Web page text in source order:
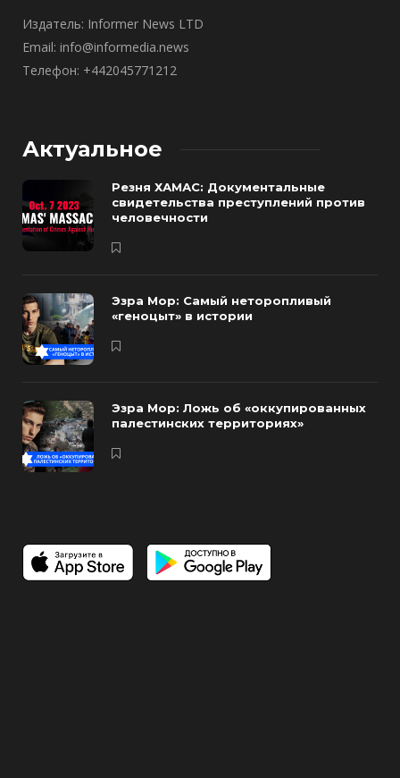
Издатель: Informer News LTD
Email: info@informedia.news
Телефон: +442045771212
Актуальное
Резня ХАМАС: Документальные
свидетельства преступлений против
человечности
Эзра Мор: Самый неторопливый
«геноцыт» в истории
Эзра Мор: Ложь об «оккупированных
палестинских территориях»